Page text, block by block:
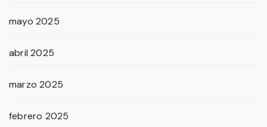
mayo 2025
abril 2025
marzo 2025
febrero 2025